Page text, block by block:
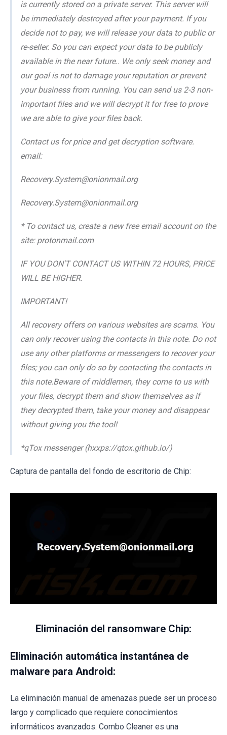
is currently stored on a private server. This server will
be immediately destroyed after your payment. If you
decide not to pay, we will release your data to public or
re-seller. So you can expect your data to be publicly
available in the near future.. We only seek money and
our goal is not to damage your reputation or prevent
your business from running. You can send us 2-3 non-
important files and we will decrypt it for free to prove
we are able to give your files back.
Contact us for price and get decryption software.
email:
Recovery.System@onionmail.org
Recovery.System@onionmail.org
* To contact us, create a new free email account on the
site: protonmail.com
IF YOU DON'T CONTACT US WITHIN 72 HOURS, PRICE
WILL BE HIGHER.
IMPORTANT!
All recovery offers on various websites are scams. You
can only recover using the contacts in this note. Do not
use any other platforms or messengers to recover your
files; you can only do so by contacting the contacts in
this note.Beware of middlemen, they come to us with
your files, decrypt them and show themselves as if
they decrypted them, take your money and disappear
without giving you the tool!
*qTox messenger (hxxps://qtox.github.io/)
Captura de pantalla del fondo de escritorio de Chip:
Eliminación del ransomware Chip:
Eliminación automática instantánea de
malware para Android:
La eliminación manual de amenazas puede ser un proceso
largo y complicado que requiere conocimientos
informáticos avanzados. Combo Cleaner es una